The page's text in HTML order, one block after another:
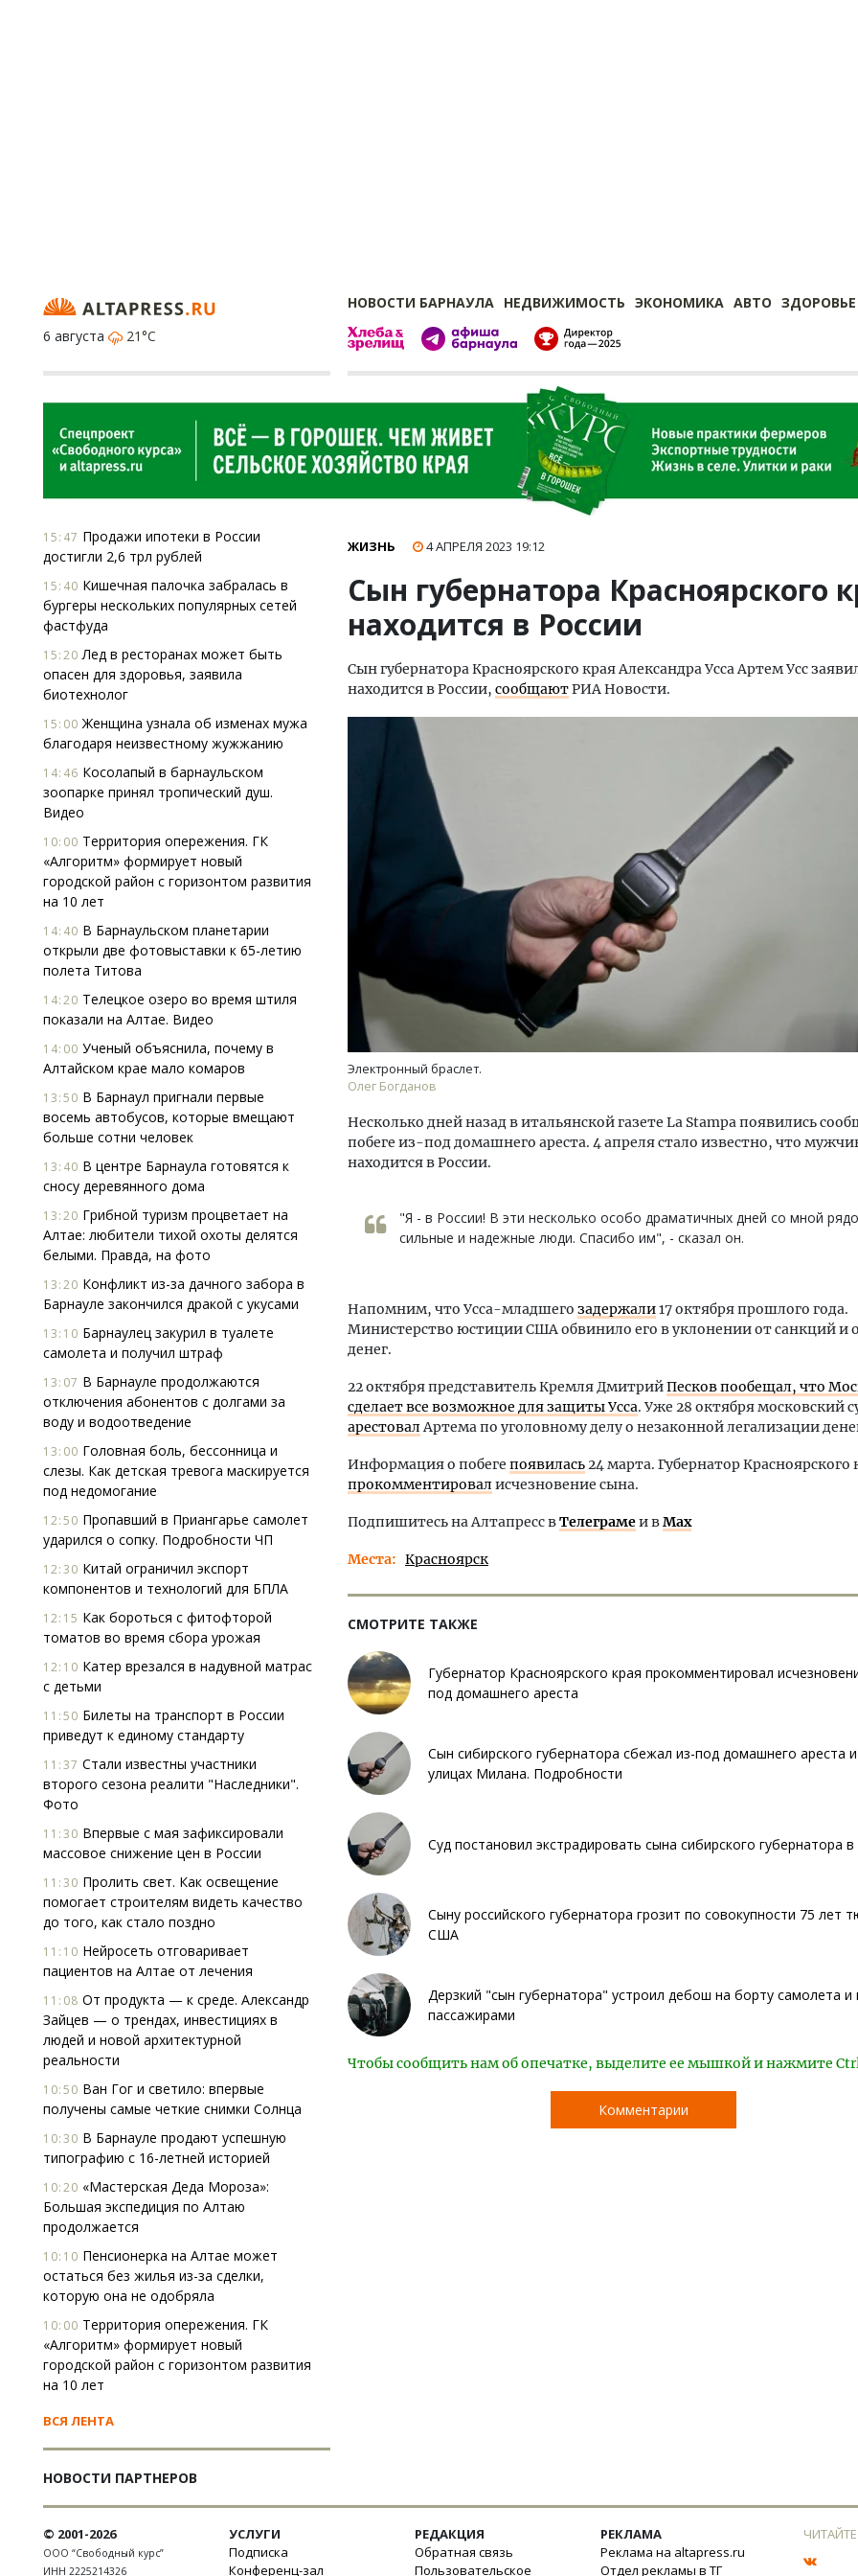
НОВОСТИ БАРНАУЛА НЕДВИЖИМОСТЬ ЭКОНОМИКА АВТО ЗДОРОВЬЕ
6 августа
21°C
15:47 Продажи ипотеки в России
достигли 2,6 трл рублей
15:40 Кишечная палочка забралась в
бургеры нескольких популярных сетей
фастфуда
15:20 Лед в ресторанах может быть
опасен для здоровья, заявила
биотехнолог
15:00 Женщина узнала об изменах мужа
благодаря неизвестному жужжанию
14:46 Косолапый в барнаульском
зоопарке принял тропический душ.
Видео
10:00 Территория опережения. ГК
«Алгоритм» формирует новый
городской район с горизонтом развития
на 10 лет
14:40 В Барнаульском планетарии
открыли две фотовыставки к 65-летию
полета Титова
14:20 Телецкое озеро во время штиля
показали на Алтае. Видео
14:00 Ученый объяснила, почему в
Алтайском крае мало комаров
13:50 В Барнаул пригнали первые
восемь автобусов, которые вмещают
больше сотни человек
13:40 В центре Барнаула готовятся к
сносу деревянного дома
13:20 Грибной туризм процветает на
Алтае: любители тихой охоты делятся
белыми. Правда, на фото
13:20 Конфликт из-за дачного забора в
Барнауле закончился дракой с укусами
13:10 Барнаулец закурил в туалете
самолета и получил штраф
13:07 В Барнауле продолжаются
отключения абонентов с долгами за
воду и водоотведение
13:00 Головная боль, бессонница и
слезы. Как детская тревога маскируется
под недомогание
12:50 Пропавший в Приангарье самолет
ударился о сопку. Подробности ЧП
12:30 Китай ограничил экспорт
компонентов и технологий для БПЛА
12:15 Как бороться с фитофторой
томатов во время сбора урожая
12:10 Катер врезался в надувной матрас
с детьми
11:50 Билеты на транспорт в России
приведут к единому стандарту
11:37 Стали известны участники
второго сезона реалити "Наследники".
Фото
11:30 Впервые с мая зафиксировали
массовое снижение цен в России
11:30 Пролить свет. Как освещение
помогает строи­телям видеть качество
до того, как стало поздно
11:10 Нейросеть отговаривает
пациентов на Алтае от лечения
11:08 От продукта — к среде. Александр
Зайцев — о трендах, инвестициях в
людей и новой архитектурной
реальности
10:50 Ван Гог и светило: впервые
получены самые четкие снимки Солнца
10:30 В Барнауле продают успешную
типографию с 16-летней историей
10:20 «Мастерская Деда Мороза»:
Большая экспедиция по Алтаю
продолжается
10:10 Пенсионерка на Алтае может
остаться без жилья из-за сделки,
которую она не одобряла
10:00 Территория опережения. ГК
«Алгоритм» формирует новый
городской район с горизонтом развития
на 10 лет
ВСЯ ЛЕНТА
НОВОСТИ ПАРТНЕРОВ
ЖИЗНЬ 4 АПРЕЛЯ 2023 19:12
Сын губернатора Красноярского
находится в России
Сын губернатора Красноярского края Александра Усса Артем Усс
находится в России, сообщаютРИА Новости.
Электронный браслет.
Олег Богданов
Несколько дней назад в итальянской газете La Stampa появились
побеге из-под домашнего ареста. 4 апреля стало известно, что
находится в России.
"Я - в России! В эти несколько особо драматичных дней со мной
сильные и надежные люди. Спасибо им", - сказал он.
Напомним, что Усса-младшего задержали17 октября прошлого года.
Министерство юстиции США обвинило его в уклонении от санкций и
денег.
22 октября представитель Кремля ДмитрийПесков пообещал, что
сделает все возможное для защиты Усса. Уже 28 октября московский
арестовалАртема по уголовному делу о незаконной легализации
Информация о побеге появилась24 марта. Губернатор Красноярского
прокомментировалисчезновение сына.
Подпишитесь на Алтапресс вТелеграмеи вMax
Места Красноярск
СМОТРИТЕ ТАКЖЕ
Губернатор Красноярского края прокомментировал
под домашнего ареста
Сын сибирского губернатора сбежал из-под домашнего ареста
улицах Милана. Подробности
Суд постановил экстрадировать сына сибирского губернатора
Сыну российского губернатора грозит по совокупности 75 лет
США
Дерзкий "сын губернатора" устроил дебош на борту самолета и
пассажирами
Чтобы сообщить нам об опечатке, выделите ее мышкой и нажмите
Комментарии
Архитектурный код начинается с
земли. Мощение крупноформатными
плитами становится новым
стандартом благоустройства
Смелость архитектурных
Генеральный директор
© 2001-2026
ООО “Свободный курс”
ИНН 2225214326
УСЛУГИ
Подписка
Конференц-зал
РЕДАКЦИЯ
Обратная связь
Пользовательское
РЕКЛАМА
Реклама на altapress.ru
Отдел рекламы в ТГ